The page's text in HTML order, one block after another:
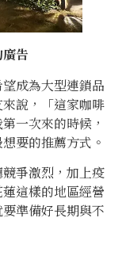
告
成為大型連鎖品
說，「這家咖啡
一次來的時候，
要的推薦方式。
爭激烈，加上疫
這樣的地區經營
準備好長期與不